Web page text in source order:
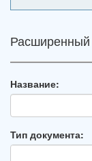
Расширенный
Название:
Тип документа: